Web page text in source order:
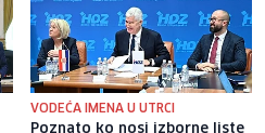
VODEĆA IMENA U UTRCI
Poznato ko nosi izborne liste